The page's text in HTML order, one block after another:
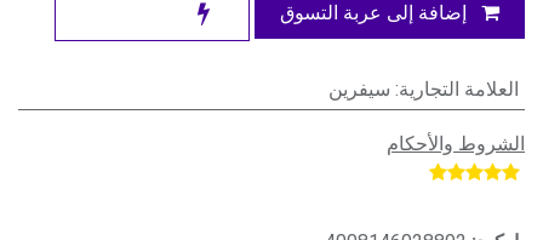
إضافة إلى عربة التسوق
العلامة التجارية: سيفرين
الشروط والأحكام